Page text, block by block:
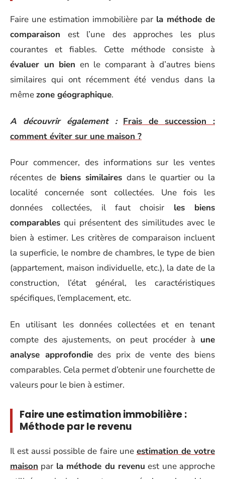
Faire une estimation immobilière par la méthode de
comparaison est l’une des approches les plus
courantes et fiables. Cette méthode consiste à
évaluer un bien en le comparant à d’autres biens
similaires qui ont récemment été vendus dans la
mêmezone géographique.
A découvrir également : Frais de succession :
comment éviter sur une maison ?
Pour commencer, des informations sur les ventes
récentes de biens similaires dans le quartier ou la
localité concernée sont collectées. Une fois les
données collectées, il faut choisir les biens
comparables qui présentent des similitudes avec le
bien à estimer. Les critères de comparaison incluent
la superficie, le nombre de chambres, le type de bien
(appartement, maison individuelle, etc.), la date de la
construction, l’état général, les caractéristiques
spécifiques, l’emplacement, etc.
En utilisant les données collectées et en tenant
compte des ajustements, on peut procéder à une
analyse approfondiedes prix de vente des biens
comparables. Cela permet d’obtenir une fourchette de
valeurs pour le bien à estimer.
Faire une estimation immobilière :
Méthode par le revenu
Il est aussi possible de faire une estimation de votre
maison par la méthode du revenu est une approche